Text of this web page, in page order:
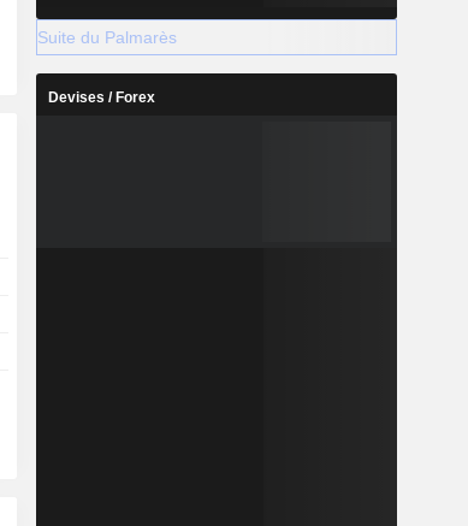
Suite du Palmarès
Devises / Forex